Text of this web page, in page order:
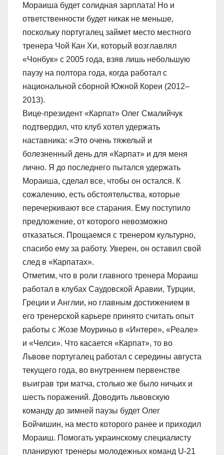
Мораиша будет солидная зарплата! Но и
ответственности будет никак не меньше,
поскольку португалец займет место местного
тренера Чой Кан Хи, который возглавлял
«Чонбук» с 2005 года, взяв лишь небольшую
паузу на полтора года, когда работал с
национальной сборной Южной Кореи (2012–
2013).
Вице-президент «Карпат» Олег Смалийчук
подтвердил, что клуб хотел удержать
наставника: «Это очень тяжелый и
болезненный день для «Карпат» и для меня
лично. Я до последнего пытался удержать
Мораиша, сделал все, чтобы он остался. К
сожалению, есть обстоятельства, которые
перечеркивают все старания. Ему поступило
предложение, от которого невозможно
отказаться. Прощаемся с тренером культурно,
спасибо ему за работу. Уверен, он оставил свой
след в «Карпатах».
Отметим, что в роли главного тренера Мораиш
работал в клубах Саудовской Аравии, Турции,
Греции и Англии, но главным достижением в
его тренерской карьере принято считать опыт
работы с Жозе Моуриньо в «Интере», «Реале»
и «Челси». Что касается «Карпат», то во
Львове португалец работал с середины августа
текущего года, во внутреннем первенстве
выиграв три матча, столько же было ничьих и
шесть поражений. Доводить львовскую
команду до зимней паузы будет Олег
Бойчишин, на место которого ранее и приходил
Мораиш. Помогать украинскому специалисту
планируют тренеры молодежных команд U-21